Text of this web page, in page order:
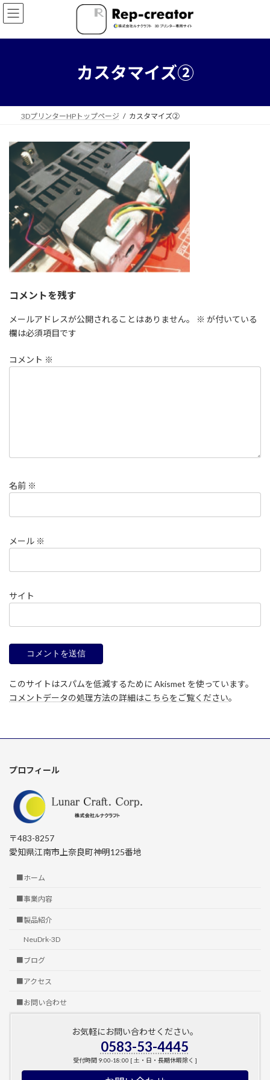
コ
ン
ン
ナ
ビ
ー
カスタマイズ②
3DプリンターHPトップページ カスタマイズ②
コメントを残す
メールアドレスが公開されることはありません。 ※ が付いている
欄は必須項目です
コメント ※
名前 ※
メール ※
サイト
このサイトはスパムを低減するために Akismet を使っています。
コメントデータの処理方法の詳細はこちらをご覧ください。
プロフィール
〒483-8257
愛知県江南市上奈良町神明125番地
■ホーム
■事業内容
■製品紹介
NeuDrk-3D
■ブログ
■アクセス
■お問い合わせ
お気軽にお問い合わせください。
0583-53-4445
受付時間 9:00-18:00 [ 土・日・長期休暇除く ]